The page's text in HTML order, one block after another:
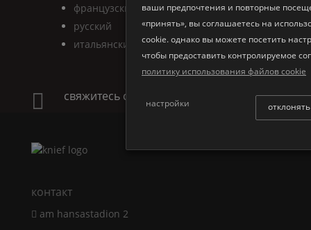
французский
русский
итальянский
 свяжитесь с нами
контакт
am hansastadion 2
ваши предпочтения и повторные
«принять», вы соглашаетесь на
cookie. однако вы можете посетить
чтобы предоставить контролируемое
политику использования файлов cookie
настройки отклонять